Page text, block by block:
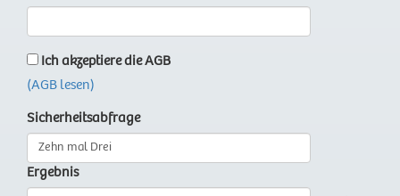
Ich akzeptiere die AGB
(AGB lesen)
Sicherheitsabfrage
Ergebnis